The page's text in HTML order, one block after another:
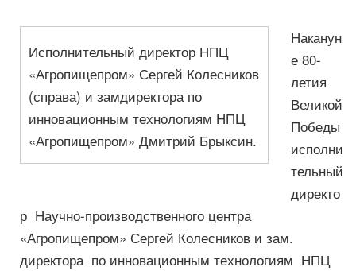
Исполнительный директор НПЦ
«Агропищепром» Сергей Колесников
(справа) и замдиректора по
инновационным технологиям НПЦ
«Агропищепром» Дмитрий Брыксин.
Наканун
е 80-
летия
Великой
Победы
исполни
тельный
директо
р Научно-производственного центра
«Агропищепром» Сергей Колесников и зам.
директора по инновационным технологиям НПЦ